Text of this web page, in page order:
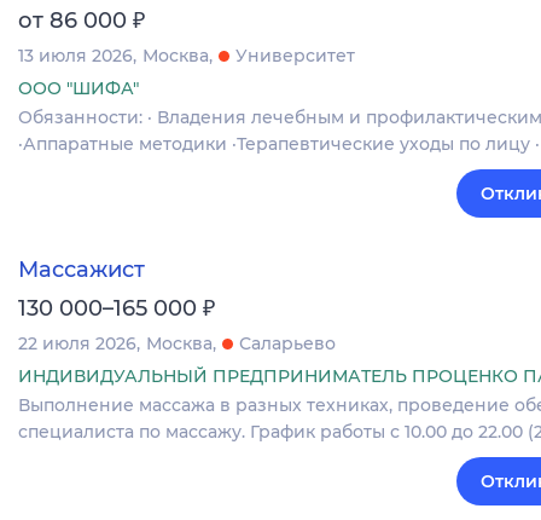
от 86 000 ₽
13 июля 2026 Москва
Университет
ООО "ШИФА"
Обязанности: · Владения лечебным и
·Аппаратные методики ·Терапевтические уходы по
Массажист
130 000–165 000 ₽
22 июля 2026 Москва
Саларьево
ИНДИВИДУАЛЬНЫЙ ПРЕДПРИНИМАТЕЛЬ ПРОЦЕНКО
Выполнение массажа в разных техниках, проведение
специалиста по массажу. График работы с 10.00 до 22.00